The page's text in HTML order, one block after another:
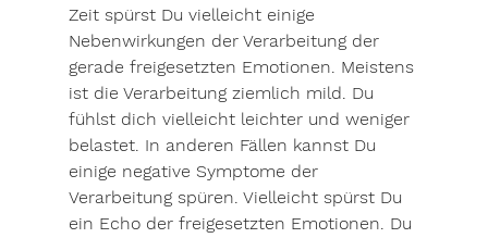
Zeit spürst Du vielleicht einige
Nebenwirkungen der Verarbeitung der
gerade freigesetzten Emotionen. Meistens
ist die Verarbeitung ziemlich mild. Du
fühlst dich vielleicht leichter und weniger
belastet. In anderen Fällen kannst Du
einige negative Symptome der
Verarbeitung spüren. Vielleicht spürst Du
ein Echo der freigesetzten Emotionen. Du